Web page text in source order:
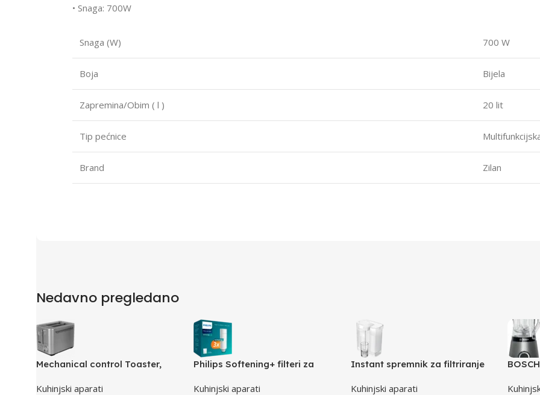
• Snaga: 700W
Snaga (W) 700 W
Boja Bijela
Zapremina/Obim ( l ) 20 lit
Tip pećnice
Brand Zilan
Nedavno pregledano
Mechanical control Toaster,
Kuhinjski aparati
Philips Softening+ filteri za
pack)
Kuhinjski aparati
Instant spremnik za filtriranje
Kuhinjski aparati